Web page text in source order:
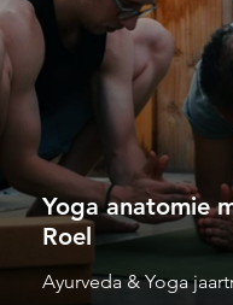
Yoga anatomie
Roel
Ayurveda & Yoga